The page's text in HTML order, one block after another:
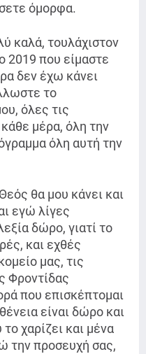
όμορφα.
τουλάχιστον
2019 που είμαστε
δεν έχω κάνει
το
όλες τις
μέρα, όλη την
όλη αυτή την
θα μου κάνει και
εγώ λίγες
δώρο, γιατί το
και εχθές
μας, τις
Φροντίδας
που επισκέπτομαι
είναι δώρο και
χαρίζει και μένα
την προσευχή σας,